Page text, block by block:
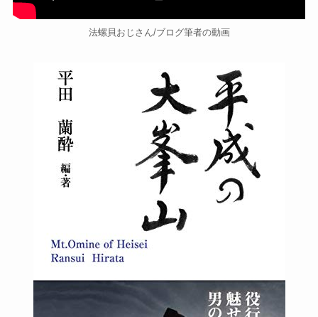
法螺貝おじさん/ブログ筆者の動画